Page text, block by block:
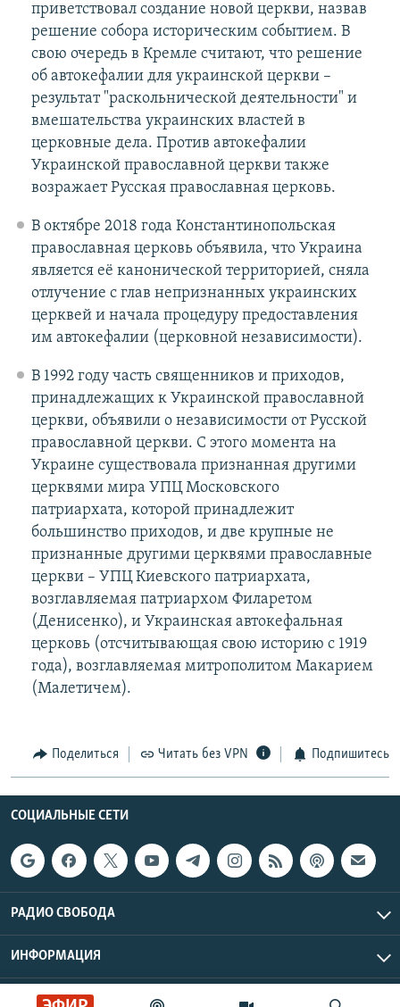
приветствовал создание новой церкви, назвав
решение собора историческим событием. В
свою очередь в Кремле считают, что решение
об автокефалии для украинской церкви –
результат "раскольнической деятельности" и
вмешательства украинских властей в
церковные дела. Против автокефалии
Украинской православной церкви также
возражает Русская православная церковь.
В октябре 2018 года Константинопольская
православная церковь объявила, что Украина
является её канонической территорией, сняла
отлучение с глав непризнанных украинских
церквей и начала процедуру предоставления
им автокефалии (церковной независимости).
В 1992 году часть священников и приходов,
принадлежащих к Украинской православной
церкви, объявили о независимости от Русской
православной церкви. С этого момента на
Украине существовала признанная другими
церквями мира УПЦ Московского
патриархата, которой принадлежит
большинство приходов, и две крупные не
признанные другими церквями православные
церкви – УПЦ Киевского патриархата,
возглавляемая патриархом Филаретом
(Денисенко), и Украинская автокефальная
церковь (отсчитывающая свою историю с 1919
года), возглавляемая митрополитом Макарием
(Малетичем).
Поделиться Читать без VPN Подпишитесь
СОЦИАЛЬНЫЕ СЕТИ
РАДИО СВОБОДА
ИНФОРМАЦИЯ
Радио Свобода © 2026 RFE/RL, Inc. | Все права защищены.